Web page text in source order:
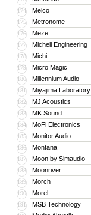
174 Melco
175 Metronome
176 Meze
177 Michell Engineering
178 Michi
179 Micro Magic
180 Millennium Audio
181 Miyajima Laboratory
182 MJ Acoustics
183 MK Sound
184 MoFi Electronics
185 Monitor Audio
186 Montana
187 Moon by Simaudio
188 Moonriver
189 Morch
190 Morel
191 MSB Technology